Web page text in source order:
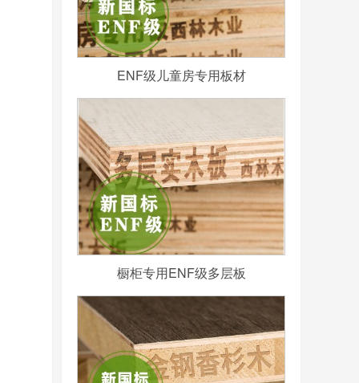
ENF级儿童房专用板材
橱柜专用ENF级多层板